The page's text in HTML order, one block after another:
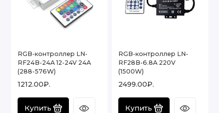
RGB-контроллер LN-
RF24B-24A 12-24V 24A
(288-576W)
1212.00₽.
Купить
RGB-контроллер LN-
RF28B-6.8A 220V
(1500W)
2499.00₽.
Купить